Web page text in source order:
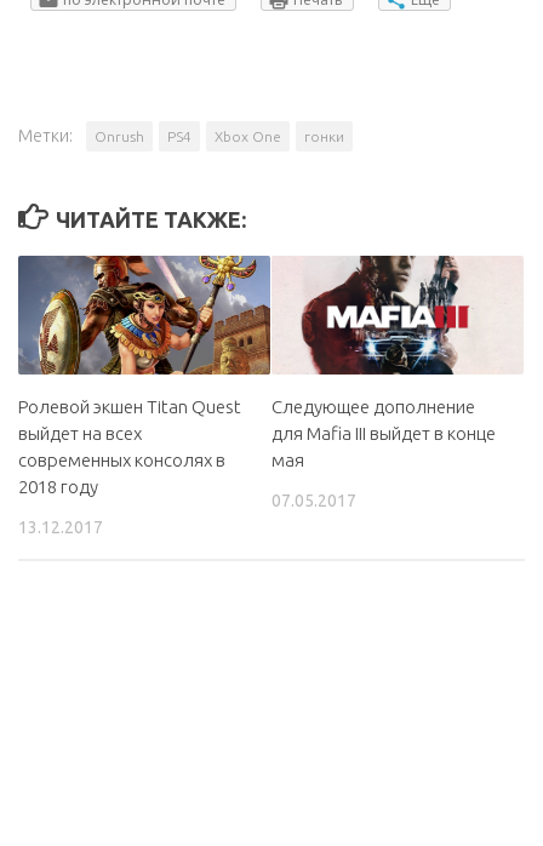
Метки: Onrush PS4 Xbox One гонки
ЧИТАЙТЕ ТАКЖЕ:
Ролевой экшен Titan Quest
выйдет на всех
современных консолях в
2018 году
13.12.2017
Следующее дополнение
для Mafia III выйдет в конце
мая
07.05.2017